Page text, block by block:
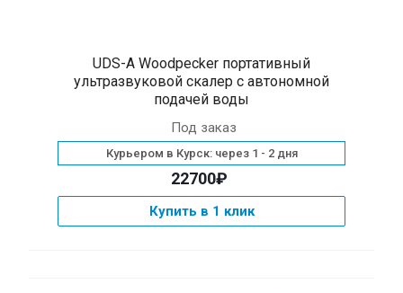
UDS-A Woodpecker портативный
ультразвуковой скалер с автономной
подачей воды
Под заказ
Курьером в Курск: через 1 - 2 дня
22700₽
Купить в 1 клик